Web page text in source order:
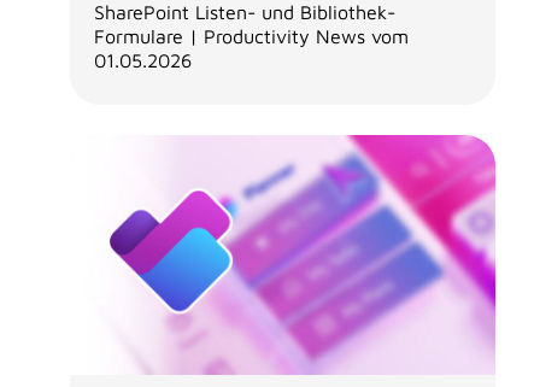
SharePoint Listen- und Bibliothek-
Formulare | Productivity News vom
01.05.2026